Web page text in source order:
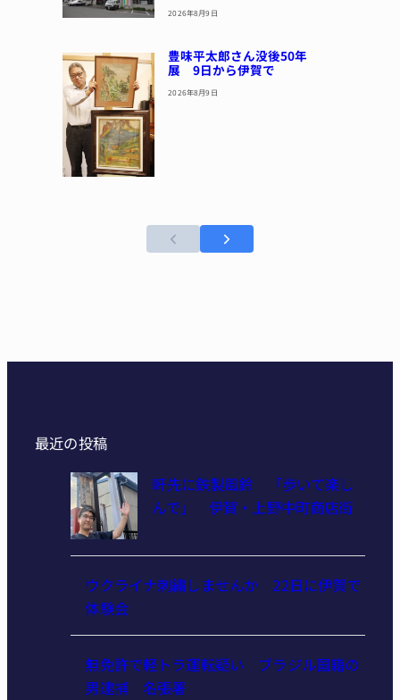
2026年8月9日
豊味平太郎さん没後50年
展 9日から伊賀で
2026年8月9日
最近の投稿
軒先に鉄製風鈴 「歩いて楽し
んで」 伊賀・上野中町商店街
ウクライナ刺繍しませんか 22日に伊賀で
体験会
無免許で軽トラ運転疑い ブラジル国籍の
男逮捕 名張署